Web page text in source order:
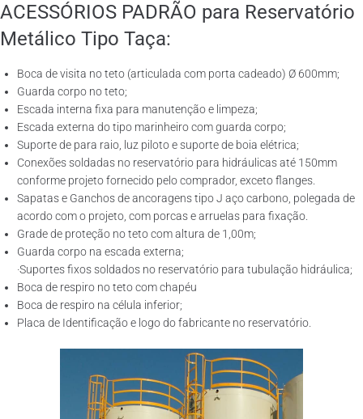
ACESSÓRIOS PADRÃO para Reservatório
Metálico Tipo Taça:
Boca de visita no teto (articulada com porta cadeado) Ø 600mm;
Guarda corpo no teto;
Escada interna fixa para manutenção e limpeza;
Escada externa do tipo marinheiro com guarda corpo;
Suporte de para raio, luz piloto e suporte de boia elétrica;
Conexões soldadas no reservatório para hidráulicas até 150mm
conforme projeto fornecido pelo comprador, exceto flanges.
Sapatas e Ganchos de ancoragens tipo J aço carbono, polegada de
acordo com o projeto, com porcas e arruelas para fixação.
Grade de proteção no teto com altura de 1,00m;
Guarda corpo na escada externa;
·Suportes fixos soldados no reservatório para tubulação hidráulica;
Boca de respiro no teto com chapéu
Boca de respiro na célula inferior;
Placa de Identificação e logo do fabricante no reservatório.